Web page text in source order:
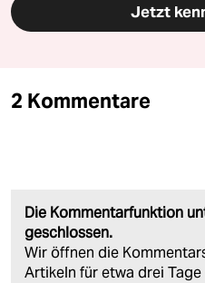
Jetzt
2 Kommentare
Die Kommentarfunktion
geschlossen.
Wir öffnen die
Artikeln für etwa drei Tage